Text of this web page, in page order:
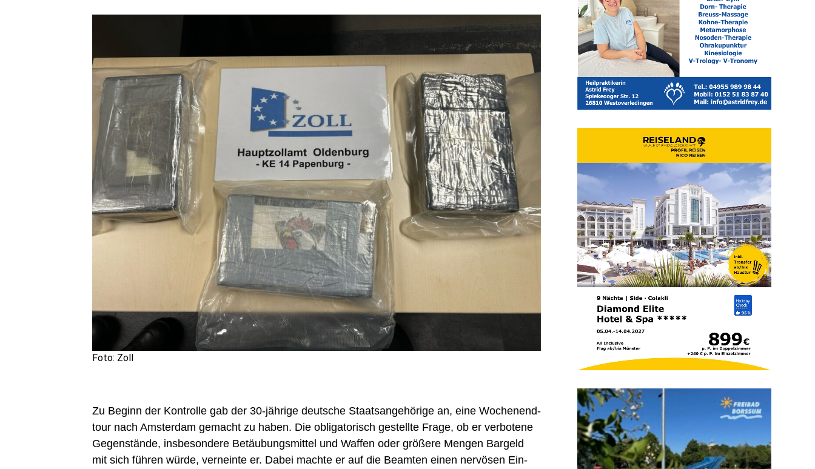
Foto: Zoll
Zu Beginn der Kon­trol­le gab der 30-jäh­ri­ge deut­sche Staats­an­ge­hö­ri­ge an, eine Wochen­end­
tour nach Ams­ter­dam gemacht zu haben. Die obli­ga­to­risch gestell­te Fra­ge, ob er ver­bo­te­ne
Gegen­stän­de, ins­be­son­de­re Betäu­bungs­mit­tel und Waf­fen oder grö­ße­re Men­gen Bar­geld
mit sich füh­ren wür­de, ver­nein­te er. Dabei mach­te er auf die Beam­ten einen ner­vö­sen Ein­